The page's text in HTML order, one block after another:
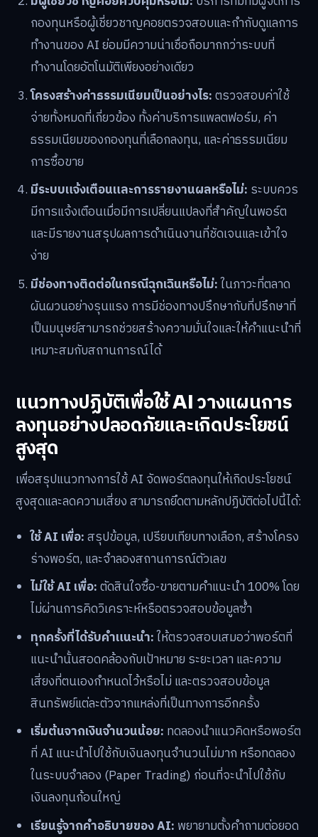
กองทุนหรือผู้เชี่ยวชาญคอยตรวจสอบและกำกับดูแลการ
ทำงานของ AI ย่อมมีความน่าเชื่อถือมากกว่าระบบที่
ทำงานโดยอัตโนมัติเพียงอย่างเดียว
โครงสร้างค่าธรรมเนียมเป็นอย่างไร:ตรวจสอบค่าใช้
จ่ายทั้งหมดที่เกี่ยวข้อง ทั้งค่าบริการแพลตฟอร์ม, ค่า
ธรรมเนียมของกองทุนที่เลือกลงทุน, และค่าธรรมเนียม
การซื้อขาย
มีระบบแจ้งเตือนและการรายงานผลหรือไม่: ระบบควร
มีการแจ้งเตือนเมื่อมีการเปลี่ยนแปลงที่สำคัญในพอร์ต
และมีรายงานสรุปผลการดำเนินงานที่ชัดเจนและเข้าใจ
ง่าย
มีช่องทางติดต่อในกรณีฉุกเฉินหรือไม่:ในภาวะที่ตลาด
ผันผวนอย่างรุนแรง การมีช่องทางปรึกษากับที่ปรึกษาที่
เป็นมนุษย์สามารถช่วยสร้างความมั่นใจและให้คำแนะนำที่
เหมาะสมกับสถานการณ์ได้
แนวทางปฏิบัติเพื่อใช้ AI วางแผนการ
ลงทุนอย่างปลอดภัยและเกิดประโยชน์
สูงสุด
เพื่อสรุปแนวทางการใช้ AI จัดพอร์ตลงทุนให้เกิดประโยชน์
สูงสุดและลดความเสี่ยง สามารถยึดตามหลักปฏิบัติต่อไปนี้ได้:
ใช้ AI เพื่อ:สรุปข้อมูล, เปรียบเทียบทางเลือก, สร้างโครง
ร่างพอร์ต, และจำลองสถานการณ์ตัวเลข
ไม่ใช้ AI เพื่อ:ตัดสินใจซื้อ-ขายตามคำแนะนำ 100% โดย
ไม่ผ่านการคิดวิเคราะห์หรือตรวจสอบข้อมูลซ้ำ
ทุกครั้งที่ได้รับคำแนะนำ:ให้ตรวจสอบเสมอว่าพอร์ตที่
แนะนำนั้นสอดคล้องกับเป้าหมาย ระยะเวลา และความ
เสี่ยงที่ตนเองกำหนดไว้หรือไม่ และตรวจสอบข้อมูล
สินทรัพย์แต่ละตัวจากแหล่งที่เป็นทางการอีกครั้ง
เริ่มต้นจากเงินจำนวนน้อย: ทดลองนำแนวคิดหรือพอร์ต
ที่ AI แนะนำไปใช้กับเงินลงทุนจำนวนไม่มาก หรือทดลอง
ในระบบจำลอง (Paper Trading) ก่อนที่จะนำไปใช้กับ
เงินลงทุนก้อนใหญ่
เรียนรู้จากคำอธิบายของ AI: พยายามตั้งคำถามต่อยอด